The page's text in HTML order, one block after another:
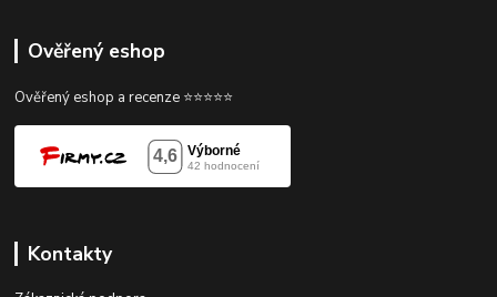
Ověřený eshop
Ověřený eshop a recenze ⭐⭐⭐⭐⭐
Kontakty